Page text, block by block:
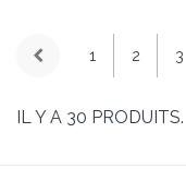
1 2 3
IL Y A 30 PRODUITS.